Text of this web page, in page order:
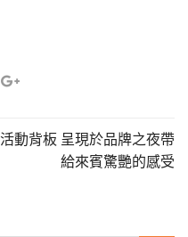
活動背板 呈現於品牌之夜帶
給來賓驚艷的感受